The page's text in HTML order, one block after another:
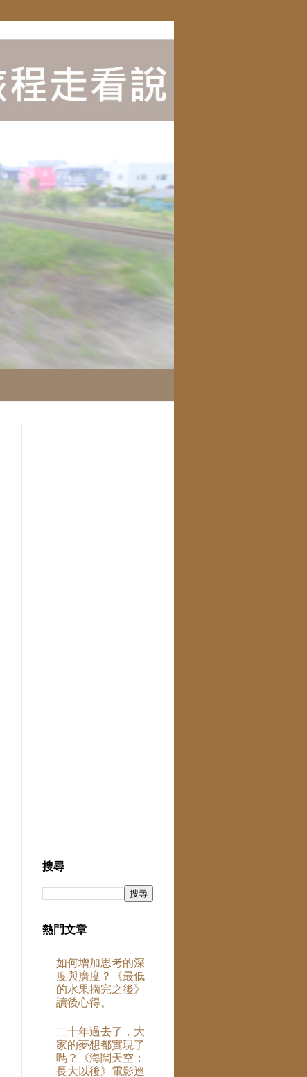
搜尋
熱門文章
如何增加思考的深
度與廣度？《最低
的水果摘完之後》
讀後心得。
二十年過去了，大
家的夢想都實現了
嗎？《海闊天空：
長大以後》電影巡